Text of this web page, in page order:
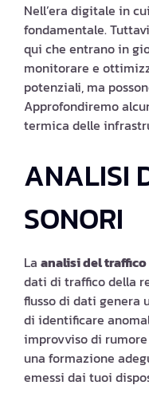
Nell’era digitale in
fondamentale.
qui che entrano in
monitorare e
potenziali, ma
Approfondiremo
termica delle
ANALISI
SONORI
La analisi del
dati di traffico della
flusso di dati genera
di identificare
improvviso di
una formazione
emessi dai tuoi